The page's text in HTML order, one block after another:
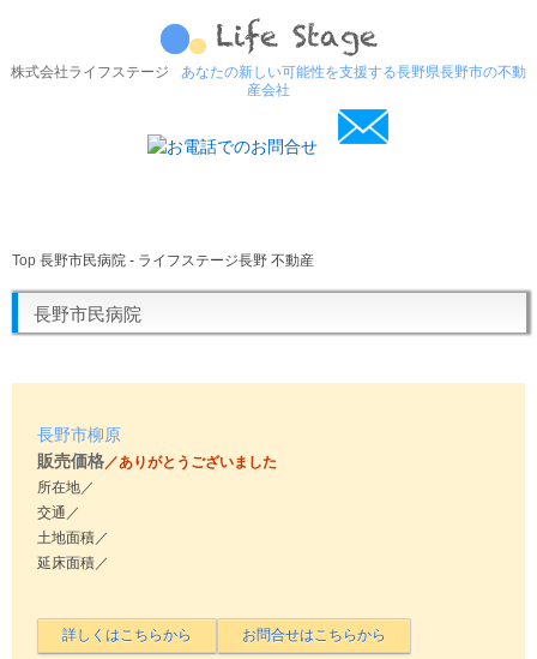
株式会社ライフステージ
あなたの新しい可能性を支援する長野県長野市の不動
産会社
Top 長野市民病院 - ライフステージ長野 不動産
長野市民病院
長野市柳原
販売価格／ありがとうございました
所在地／
交通／
土地面積／
延床面積／